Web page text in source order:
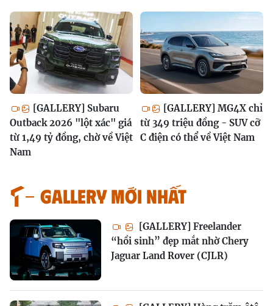
[GALLERY] Subaru
Outback 2026 "lột xác" giá
từ 1,49 tỷ đồng, chờ về Việt
Nam
[GALLERY] MG4X chỉ
từ 349 triệu đồng - SUV cỡ
C điện có thể về Việt Nam
GALLERY MỚI NHẤT
[GALLERY] Freelander
“hồi sinh” đẹp mắt nhờ Chery
Jaguar Land Rover (CJLR)